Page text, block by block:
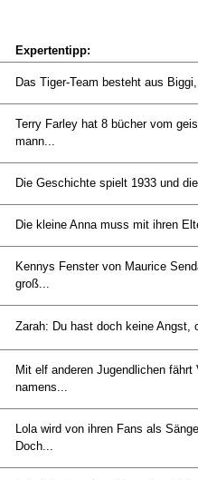
Expertentipp:
Das Tiger-Team besteht aus
Terry Farley hat 8 bücher vom
mann...
Die Geschichte spielt 1933 und
Die kleine Anna muss mit ihren
Kennys Fenster von Maurice
groß...
Zarah: Du hast doch keine Angst,
Mit elf anderen Jugendlichen fährt
namens...
Lola wird von ihren Fans als
Doch...